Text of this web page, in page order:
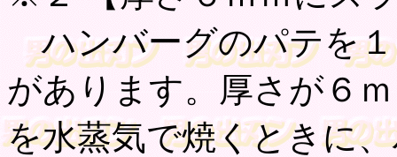
ハンバーグのパテを
があります。厚さが６
を水蒸気で焼くときに